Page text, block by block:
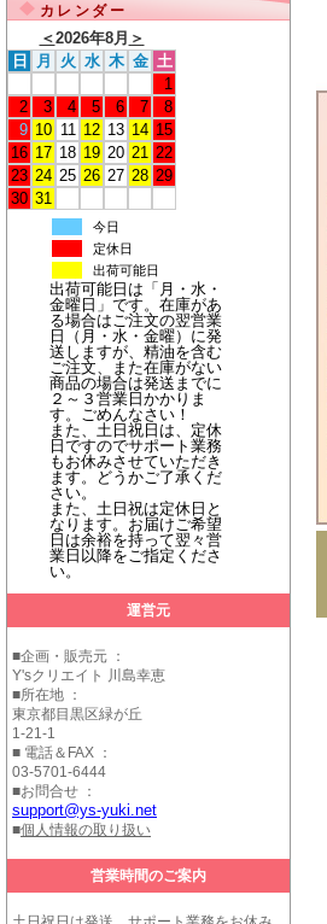
カレンダー
＜2026年8月 ＞
日
月 火 水 木 金 土
1
2
3 4 5 6 7
8
9 10 11 12 13 14 15
16 17 18 19 20 21 22
23 24 25 26 27 28 29
30 31
今日
定休日
出荷可能日
出荷可能日は「月・水・
金曜日」です。在庫があ
る場合はご注文の翌営業
日（月・水・金曜）に発
送しますが、精油を含む
ご注文、また在庫がない
商品の場合は発送までに
２～３営業日かかりま
す。ごめんなさい！
また、土日祝日は、定休
日ですのでサポート業務
もお休みさせていただき
ます。どうかご了承くだ
さい。
また、土日祝は定休日と
なります。お届けご希望
日は余裕を持って翌々営
業日以降をご指定くださ
い。
運営元
■企画・販売元 ：
Y'sクリエイト 川島幸恵
■所在地 ：
東京都目黒区緑が丘
1-21-1
■ 電話＆FAX ：
03-5701-6444
■お問合せ ：
support@ys-yuki.net
■個人情報の取り扱い
営業時間のご案内